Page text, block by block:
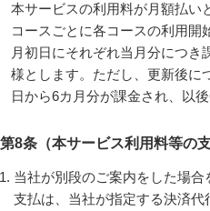
本サービスの利用料が月額払い
コースごとに各コースの利用開
月初日にそれぞれ当月分につき
様とします。ただし、更新後に
日から6カ月分が課金され、以
第8条（本サービス利用料等の
当社が別段のご案内をした場
支払は、当社が指定する決済